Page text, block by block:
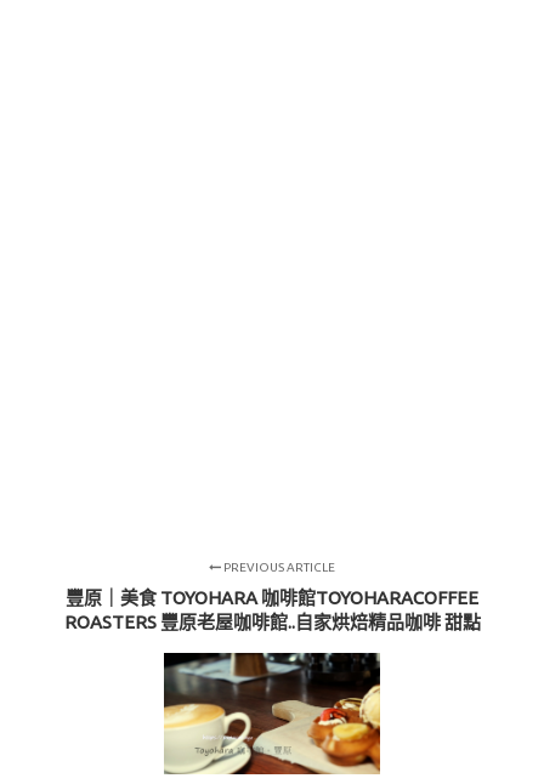
PREVIOUS ARTICLE
豐原｜美食 TOYOHARA 咖啡館TOYOHARACOFFEE
ROASTERS 豐原老屋咖啡館..自家烘焙精品咖啡 甜點